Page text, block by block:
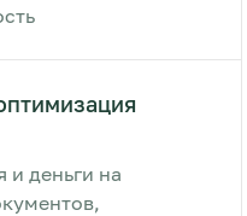
и деньги на